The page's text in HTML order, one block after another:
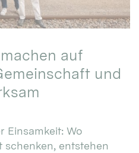
auf
und
Einsamkeit: Wo
schenken, entstehen